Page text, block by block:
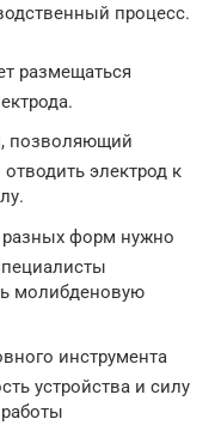
процесс.
размещаться
позволяющий
электрод к
форм нужно
молибденовую
инструмента
устройства и силу